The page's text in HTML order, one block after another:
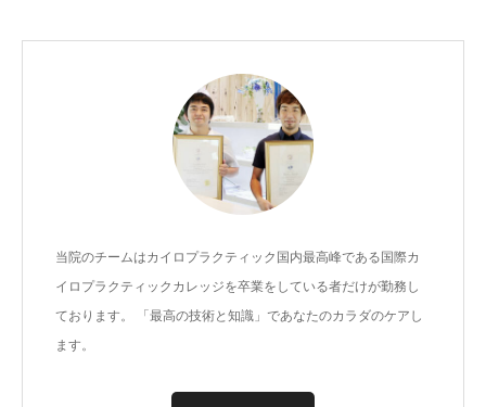
当院のチームはカイロプラクティック国内最高峰である国際カ
イロプラクティックカレッジを卒業をしている者だけが勤務し
ております。 「最高の技術と知識」であなたのカラダのケアし
ます。